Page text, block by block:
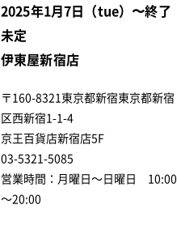
2025年1月7日（tue）〜終了
未定
伊東屋新宿店
〒160-8321東京都新宿東京都新宿
区西新宿1-1-4
京王百貨店新宿店5F
03-5321-5085
営業時間：月曜日～日曜日 10:00
～20:00